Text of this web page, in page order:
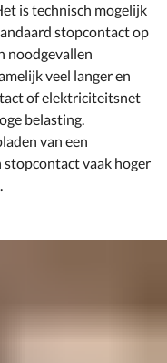
is technisch mogelijk
stopcontact op
noodgevallen
veel langer en
of elektriciteitsnet
belasting.
van een
stopcontact vaak hoger